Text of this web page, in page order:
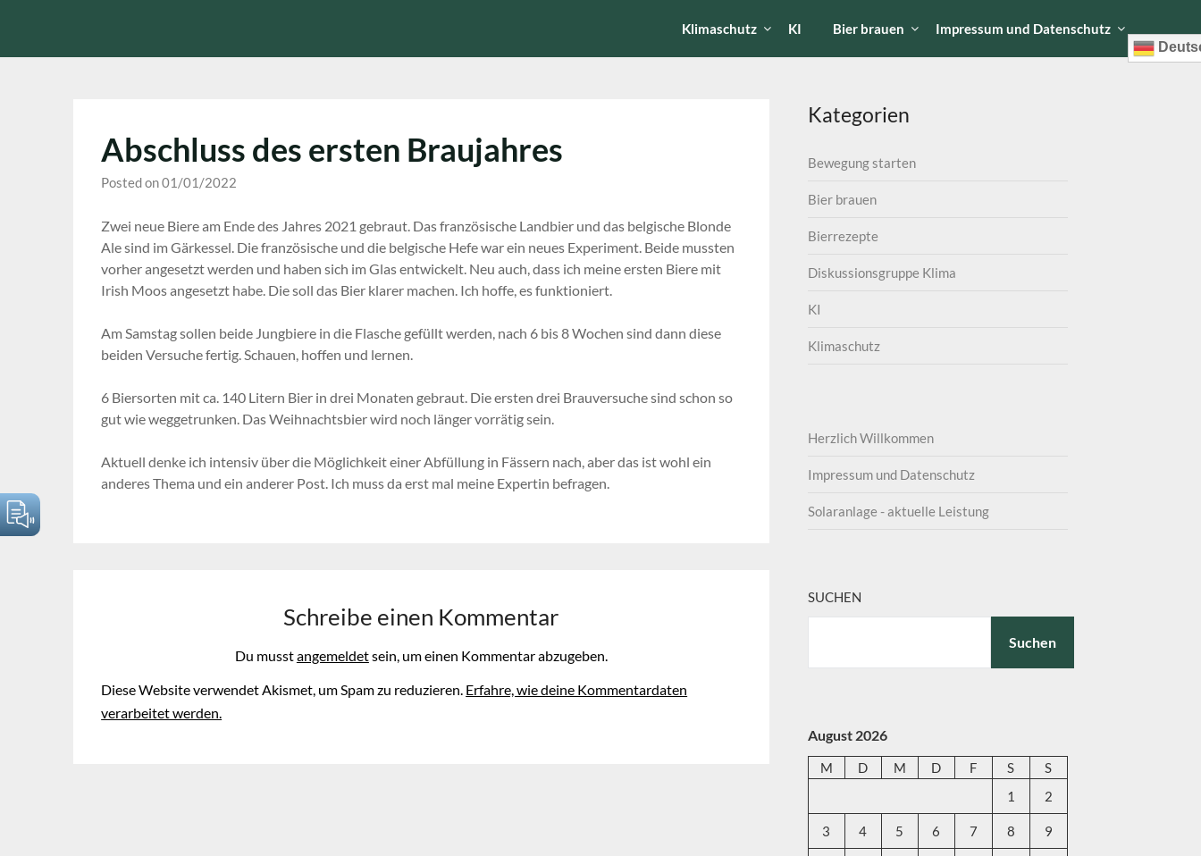
content
Klimaschutz KI Bier brauen Impressum und Datenschutz
Abschluss des ersten Braujahres
Posted on 01/01/2022
Zwei neue Biere am Ende des Jahres 2021 gebraut. Das französische Landbier und das belgische Blonde
Ale sind im Gärkessel. Die französische und die belgische Hefe war ein neues Experiment. Beide mussten
vorher angesetzt werden und haben sich im Glas entwickelt. Neu auch, dass ich meine ersten Biere mit
Irish Moos angesetzt habe. Die soll das Bier klarer machen. Ich hoffe, es funktioniert.
Am Samstag sollen beide Jungbiere in die Flasche gefüllt werden, nach 6 bis 8 Wochen sind dann diese
beiden Versuche fertig. Schauen, hoffen und lernen.
6 Biersorten mit ca. 140 Litern Bier in drei Monaten gebraut. Die ersten drei Brauversuche sind schon so
gut wie weggetrunken. Das Weihnachtsbier wird noch länger vorrätig sein.
Aktuell denke ich intensiv über die Möglichkeit einer Abfüllung in Fässern nach, aber das ist wohl ein
anderes Thema und ein anderer Post. Ich muss da erst mal meine Expertin befragen.
Schreibe einen Kommentar
Du musstangemeldetsein, um einen Kommentar abzugeben.
Diese Website verwendet Akismet, um Spam zu reduzieren. Erfahre, wie deine Kommentardaten
verarbeitet werden.
Kategorien
Bewegung starten
Bier brauen
Bierrezepte
Diskussionsgruppe Klima
KI
Klimaschutz
Herzlich Willkommen
Impressum und Datenschutz
Solaranlage - aktuelle Leistung
SUCHEN
Suchen
August 2026
M D M D F S
S
1
2
3 4 5 6 7 8 9